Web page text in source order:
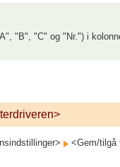
"B", "C" og "Nr.") i
<Gem/tilgå